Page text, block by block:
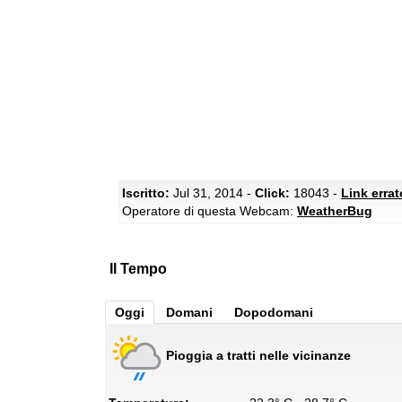
Iscritto: Jul 31, 2014 - Click: 18043 - Link
Operatore di questa Webcam: WeatherBug
Il Tempo
Oggi Domani Dopodomani
Pioggia a tratti nelle vicinanze